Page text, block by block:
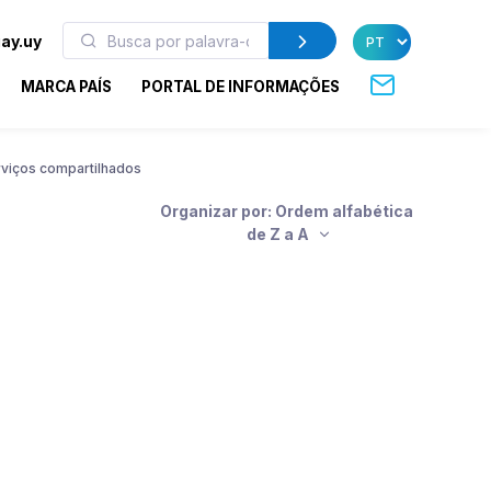
MARCA PAÍS PORTAL DE INFORMAÇÕES
compartilhados
Organizar por: Ordem alfabética
de Z a A